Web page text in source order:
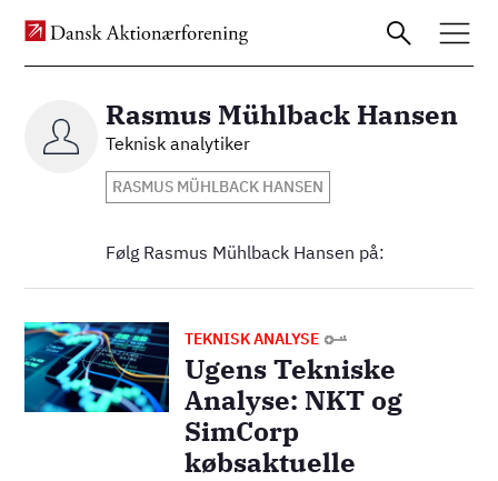
Gå
Billede Rasmus Mühlback Hansen
Teknisk analytiker
RASMUS MÜHLBACK HANSEN
Følg Rasmus Mühlback Hansen på:
Billede TEKNISK ANALYSE
Ugens Tekniske
Analyse: NKT og
SimCorp
købsaktuelle